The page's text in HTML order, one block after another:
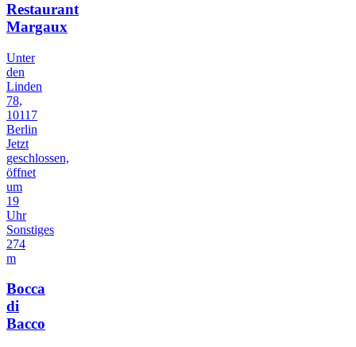
Restaurant
Margaux
Unter
den
Linden
78,
10117
Berlin
Jetzt
geschlossen,
öffnet
um
19
Uhr
Sonstiges
274
m
Bocca
di
Bacco